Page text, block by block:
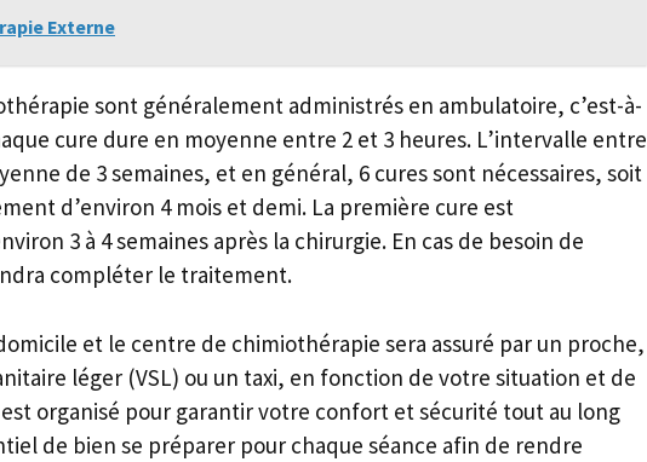
Externe
sont généralement administrés en ambulatoire, c’est-à-
cure dure en moyenne entre 2 et 3 heures. L’intervalle entre
de 3 semaines, et en général, 6 cures sont nécessaires, soit
d’environ 4 mois et demi. La première cure est
3 à 4 semaines après la chirurgie. En cas de besoin de
compléter le traitement.
et le centre de chimiothérapie sera assuré par un proche,
léger (VSL) ou un taxi, en fonction de votre situation et de
organisé pour garantir votre confort et sécurité tout au long
de bien se préparer pour chaque séance afin de rendre